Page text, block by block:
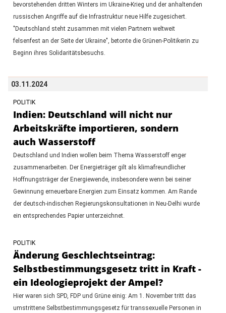
bevorstehenden dritten Winters im Ukraine-Krieg und der anhaltenden
russischen Angriffe auf die Infrastruktur neue Hilfe zugesichert.
"Deutschland steht zusammen mit vielen Partnern weltweit
felsenfest an der Seite der Ukraine", betonte die Grünen-Politikerin zu
Beginn ihres Solidaritätsbesuchs.
03.11.2024
POLITIK
Indien: Deutschland will nicht nur
Arbeitskräfte importieren, sondern
auch Wasserstoff
Deutschland und Indien wollen beim Thema Wasserstoff enger
zusammenarbeiten. Der Energieträger gilt als klimafreundlicher
Hoffnungsträger der Energiewende, insbesondere wenn bei seiner
Gewinnung erneuerbare Energien zum Einsatz kommen. Am Rande
der deutsch-indischen Regierungskonsultationen in Neu-Delhi wurde
ein entsprechendes Papier unterzeichnet.
POLITIK
Änderung Geschlechtseintrag:
Selbstbestimmungsgesetz tritt in Kraft -
ein Ideologieprojekt der Ampel?
Hier waren sich SPD, FDP und Grüne einig: Am 1. November tritt das
umstrittene Selbstbestimmungsgesetz für transsexuelle Personen in